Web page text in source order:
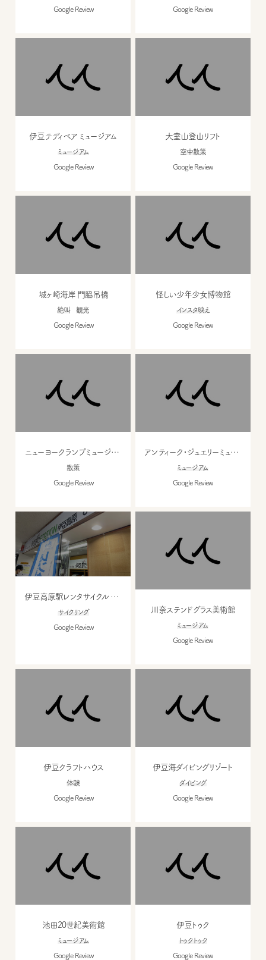
Google Review Google Review
伊豆テディベア ミュージアム
ミュージアム
Google Review
大室山登山リフト
空中散策
Google Review
城ヶ崎海岸 門脇吊橋
絶叫 観光
Google Review
怪しい少年少女博物館
インスタ映え
Google Review
ニューヨークランプミュージアム＆フラワーガーデン
散策
Google Review
アンティーク・ジュエリーミュージアム
ミュージアム
Google Review
伊豆高原駅レンタサイクル 伊豆ぽた
サイクリング
Google Review
川奈ステンドグラス美術館
ミュージアム
Google Review
伊豆クラフトハウス
体験
Google Review
伊豆海ダイビングリゾート
ダイビング
Google Review
池田20世紀美術館
ミュージアム
Google Review
伊豆トゥク
トゥクトゥク
Google Review